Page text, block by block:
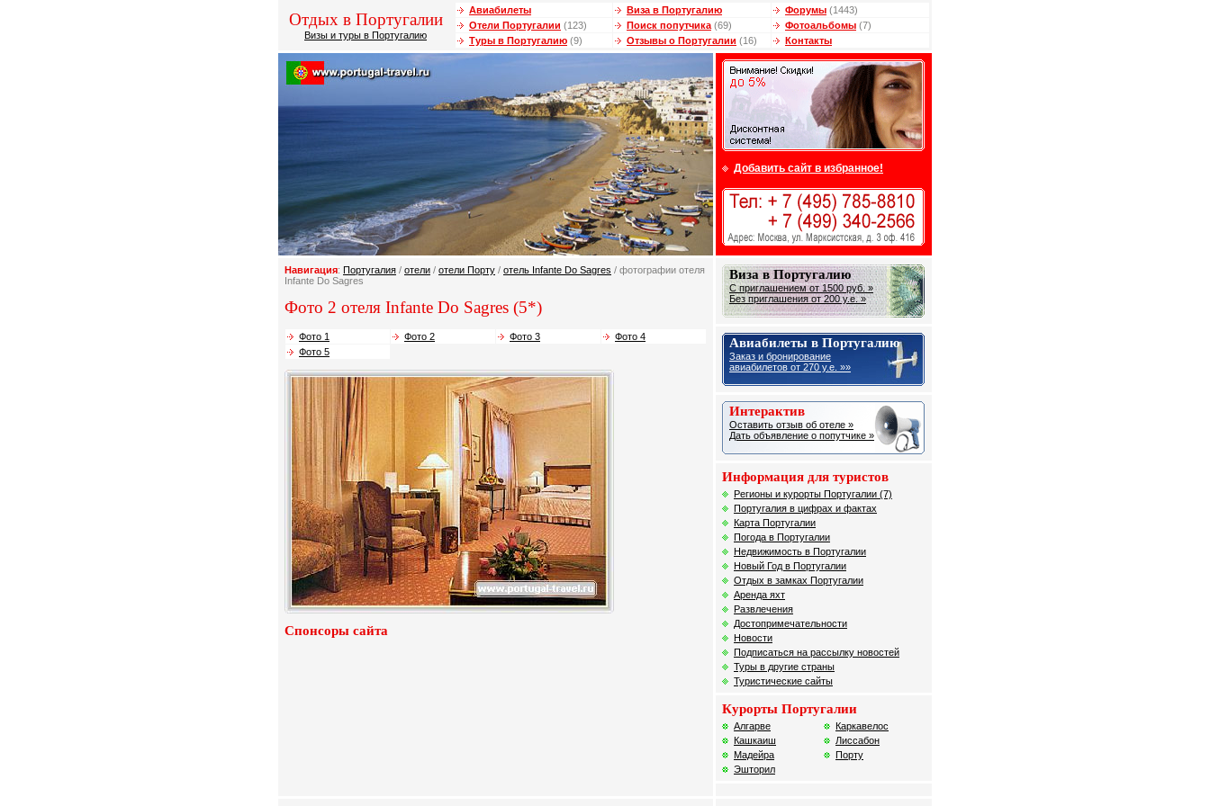
Отдых в Португалии
Визы и туры в Португалию
Авиабилеты Виза в Португалию Форумы (1443)
Отели Португалии (123) Поиск попутчика (69) Фотоальбомы (7)
Туры в Португалию (9) Отзывы о Португалии (16) Контакты
Добавить сайт в избранное!
Навигация: Португалия / отели / отели Порту / отель Infante Do Sagres / фотографии отеля
Infante Do Sagres
Фото 2 отеля Infante Do Sagres (5*)
Фото 1 Фото 2 Фото 3
Фото 4
Фото 5
Спонсоры сайта
Виза в Португалию
С приглашением от 1500 руб. »
Без приглашения от 200 у.е. »
Авиабилеты в Португалию
Заказ и бронирование
авиабилетов от 270 у.е. »»
Интерактив
Оставить отзыв об отеле »
Дать объявление о попутчике »
Информация для туристов
Регионы и курорты Португалии (7)
Португалия в цифрах и фактах
Карта Португалии
Погода в Португалии
Недвижимость в Португалии
Новый Год в Португалии
Отдых в замках Португалии
Аренда яхт
Развлечения
Достопримечательности
Новости
Подписаться на рассылку новостей
Туры в другие страны
Туристические сайты
Курорты Португалии
Алгарве
Кашкаиш
Мадейра
Эшторил
Каркавелос
Лиссабон
Порту